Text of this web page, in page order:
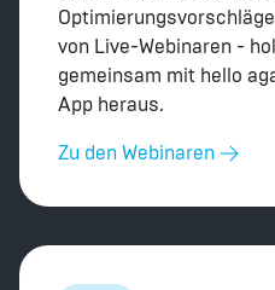
von Live-Webinaren -
gemeinsam mit hello
App heraus.
Zu den Webinaren